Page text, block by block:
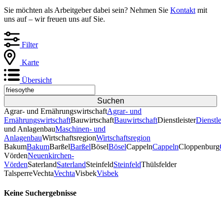
Sie möchten als Arbeitgeber dabei sein? Nehmen Sie Kontakt mit
uns auf – wir freuen uns auf Sie.
Filter
Karte
Übersicht
Agrar- und ErnährungswirtschaftAgrar- und
ErnährungswirtschaftBauwirtschaftBauwirtschaftDienstleister
und AnlagenbauMaschinen- und
AnlagenbauWirtschaftsregionWirtschaftsregion
BakumBakumBarßelBarßelBöselBöselCappelnCappelnCloppenburg
VördenNeuenkirchen-
VördenSaterlandSaterlandSteinfeldSteinfeldThülsfelder
TalsperreVechtaVechtaVisbekVisbek
Keine Suchergebnisse